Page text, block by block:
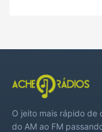
O jeito mais rápido de
do AM ao FM